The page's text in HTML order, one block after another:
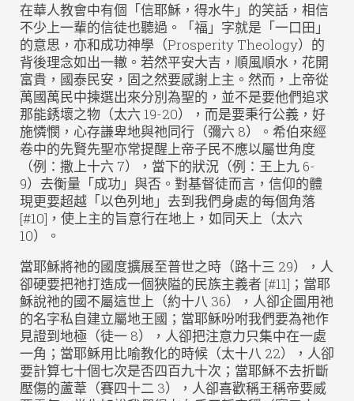
在華人教會中有個「信耶穌，得水牛」的笑話，相信
不少上一輩的信徒也聽過。「福」字就是「一口田」
的意思，亦和成功神學（Prosperity Theology）的
背後理念如出一轍。若然平安大吉，順風順水，花開
富貴，國泰民安，固之然要感謝上主。然而，上帝從
萬國萬民中揀選出來分別為聖的，並不是要他們追求
那能銹壞之物（太六 19-20），而是要秉行公義，好
施憐憫，心存謙卑地與祂同行（彌六 8）。希伯來經
卷中的先賢先聖亦常提醒上帝子民不應以屬世角度
（例：撒上十六 7），當下的狀況（例：王上九 6-
9）去衡量「成功」與否。對基督徒而言，信仰的體
現更要超越「以色列地」去到我們身處的每個角落
[#10]，使上主的旨意行在地上，如同天上（太六
10）。
當耶穌將祂的國度擴展至普世之時（路十三 29），人
卻硬要把祂打造成一個狹隘的民族主義者 [#11]；當耶
穌說祂的國不屬這世上（約十八 36），人卻企圖用祂
的名字私自建立屬地王國；當耶穌吩咐我們要為祂作
見證到地極（徒一 8），人卻把注意力只集中在一處
一角；當耶穌用比喻教化的時候（太十八 22），人卻
要計算七十個七次是否四百九十次；當耶穌不去折斷
壓傷的蘆葦（賽四十二 3），人卻喜歡稱王稱帝要威